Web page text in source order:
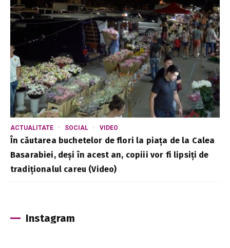
ACTUALITATE SOCIAL VIDEO
În căutarea buchetelor de flori la piața de la Calea
Basarabiei, deși în acest an, copiii vor fi lipsiți de
tradiționalul careu (Video)
Instagram